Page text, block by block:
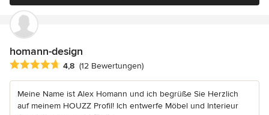
homann-design
Durchschnittliche Bewertung: 4.8 von 5 Sternen
4,8 (12 Bewertungen)
Meine Name ist Alex Homann und ich begrüße Sie Herzlich
auf meinem HOUZZ Profil! Ich entwerfe Möbel und Interieur